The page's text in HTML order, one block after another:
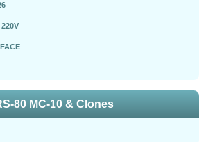
80 MC-10 & Clones